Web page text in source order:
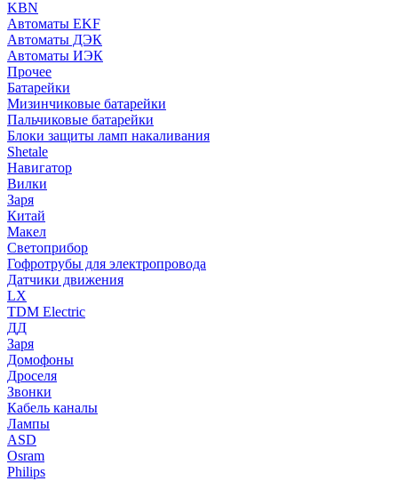
KBN
Автоматы EKF
Автоматы ДЭК
Автоматы ИЭК
Прочее
Батарейки
Мизинчиковые батарейки
Пальчиковые батарейки
Блоки защиты ламп накаливания
Shetale
Навигатор
Вилки
Заря
Китай
Макел
Светоприбор
Гофротрубы для электропровода
Датчики движения
LX
TDM Electric
ДД
Заря
Домофоны
Дроселя
Звонки
Кабель каналы
Лампы
ASD
Osram
Philips